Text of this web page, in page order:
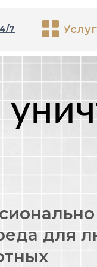
7
для